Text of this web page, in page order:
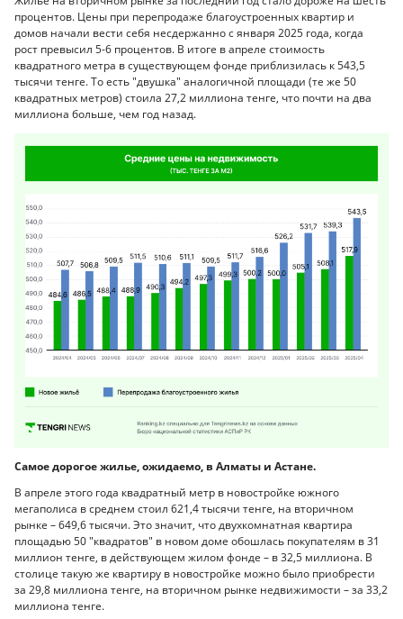
процентов. Цены при перепродаже благоустроенных квартир и
домов начали вести себя несдержанно с января 2025 года, когда
рост превысил 5-6 процентов. В итоге в апреле стоимость
квадратного метра в существующем фонде приблизилась к 543,5
тысячи тенге. То есть "двушка" аналогичной площади (те же 50
квадратных метров) стоила 27,2 миллиона тенге, что почти на два
миллиона больше, чем год назад.
Самое дорогое жилье, ожидаемо, в Алматы и Астане.
В апреле этого года квадратный метр в новостройке южного
мегаполиса в среднем стоил 621,4 тысячи тенге, на вторичном
рынке – 649,6 тысячи. Это значит, что двухкомнатная квартира
площадью 50 "квадратов" в новом доме обошлась покупателям в 31
миллион тенге, в действующем жилом фонде – в 32,5 миллиона. В
столице такую же квартиру в новостройке можно было приобрести
за 29,8 миллиона тенге, на вторичном рынке недвижимости – за 33,2
миллиона тенге.